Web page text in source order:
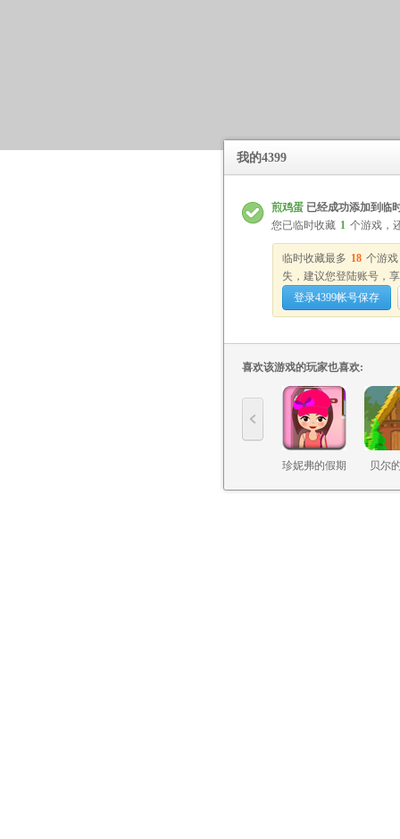
我的4399
煎鸡蛋 已经成功添加到临
您已临时收藏 1 个游戏，
临时收藏最多 18 个游
失，建议您登陆账号，
登录4399帐号保存
喜欢该游戏的玩家也喜欢:
珍妮弗的假期 贝尔